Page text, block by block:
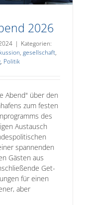
2026
| Kategorien:
, gesellschaft,
, Politik
Abend" über den
zum festen
des
Austausch
spannenden
Gästen aus
Get-
für einen
aber